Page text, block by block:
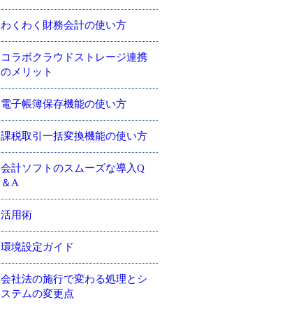
わくわく財務会計の使い方
コラボクラウドストレージ連携
のメリット
電子帳簿保存機能の使い方
課税取引一括変換機能の使い方
会計ソフトのスムーズな導入Q
＆A
活用術
環境設定ガイド
会社法の施行で変わる処理とシ
ステムの変更点